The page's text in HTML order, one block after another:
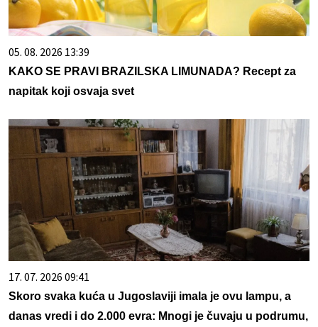
05. 08. 2026 13:39
KAKO SE PRAVI BRAZILSKA LIMUNADA? Recept za
napitak koji osvaja svet
17. 07. 2026 09:41
Skoro svaka kuća u Jugoslaviji imala je ovu lampu, a
danas vredi i do 2.000 evra: Mnogi je čuvaju u podrumu,